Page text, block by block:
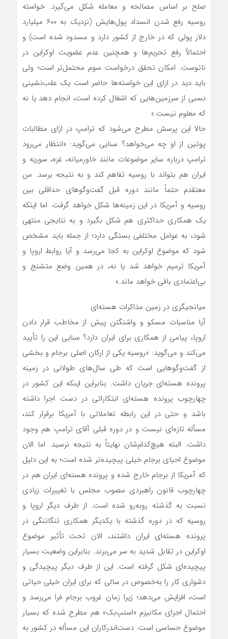
صلح بر اساس مصالحه و معامله شکل می‌گیرد. خواسته
روسیه رفع شدن انسداد پول‌هایش (نزدیک به ۶۰۰ میلیارد
دلار پولی که در خارج از کشور دارد و مسدود شده است) و
احتمالاً رفع تحریم‌ها و همچنین عدم عضویت اوکراین در
ناتوست. امکان تحقق درخواست سوم محتمل‌تر است؛ ولی
باید دید در ازای این خواسته‌ها حاضر است یک عقب‌نشینی
نسبی از سرزمین‌هایی که اشغال کرده است، انجام دهد یا نه
که معلوم نیست.»
حالا این پرسش مطرح می‌شود که ترامپ در ازای مطالبات
پوتین از او چه می‌خواهد؟ سنایی می‌گوید: «انتظار می‌رود
ترامپ درباره سایر موضوعات مانند خاورمیانه، غزه، سوریه و
ایران هم بتواند با روسیه تفاهم کند و به نتیجه برسد. من
معتقدم حتماً مانند دوره قبل گفت‌وگوهای حداقلی بین
روسیه و آمریکا در این زمینه‌ها شکل خواهد گرفت. اما اینکه
یک همکاری حداکثری هم شکل بگیرد و به نتایجی منتهی
شود، به عوامل مختلفی بستگی دارد؛ از جمله باید مشخص
شود که موضوع اوکراین به کجا می‌رسد و آیا روابط اروپا و
آمریکا ترمیم خواهد شد یا نه، در همین وضع متشنج و
بی‌اعتمادی باقی خواهد ماند.»
میانجیگری در زمین مذاکرات هسته‌ای
آیا مناسبات مسکو و واشنگتن پیش از مخاطب قرار دادن
اروپا، پیامی از همکاری برای ایران دارد؟ سنایی این را تأیید
می‌کند و می‌گوید: «روسیه یکی از ارکان اصلی برجام و بخشی
از گفت‌وگوهایی است که طی سال‌های طولانی در زمینه
پرونده هسته‌ای جریان داشت. بنابراین اینکه این کشور در
چهارچوب پرونده هسته‌ای ابتکاراتی در دست اجرا داشته
باشد و حتی در این رابطه تعاملاتی با آمریکا برقرار کند،
مسأله تازه‌ای نیست و در دوره قبلی آقای ترامپ هم وجود
داشت. البته هیچ‌کدام‌شان نهایتاً به نتیجه نرسید. اما الان
موضوع احیای برجام خیلی پیچیده‌تر شده است؛ به این دلیل
که آمریکا از برجام خارج شده و پرونده هسته‌ای ایران هم در
چهارچوب قانون راهبردی مصوب مجلس با تغییرات زیادی
نسبت به گذشته روبه‌رو شده است. از طرف دیگر اروپا و
روسیه که در دوره گذشته با یکدیگر همکاری تنگاتنگی در
پرونده هسته‌ای ایران داشتند، الان تحت تأثیر موضوع
اوکراین در تقابل شدید به سر می‌برند. بنابراین وضعیت بسیار
پیچیده‌ای شکل گرفته است. این از طرف دیگر پیچیدگی و
دشواری کار را به‌خصوص در سالی که برای ایران خیلی حیاتی
است، افزایش می‌دهد؛ زیرا زمان غروب برجام فرا می‌رسد و
احتمال اجرای مکانیزم «اسنپ‌بک» هم مطرح شده که بسیار
موضوع حساسی است. دست‌اندرکاران این مسأله در کشور به